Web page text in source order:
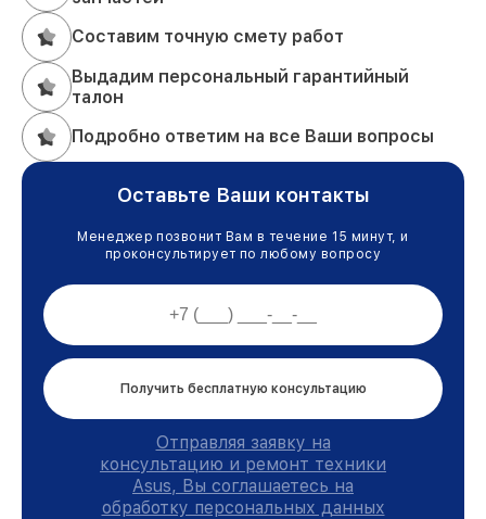
Составим точную смету работ
Выдадим персональный гарантийный
талон
Подробно ответим на все Ваши вопросы
Оставьте Ваши контакты
Менеджер позвонит Вам в течение 15 минут, и
проконсультирует по любому вопросу
Получить бесплатную консультацию
Отправляя заявку на
консультацию и ремонт техники
Asus, Вы соглашаетесь на
обработку персональных данных